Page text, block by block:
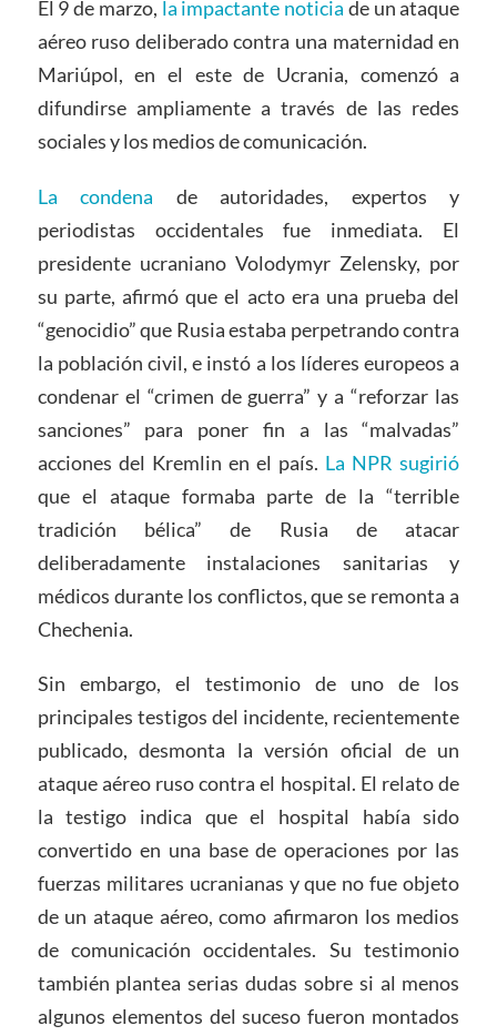
El 9 de marzo, la impactante noticia de un ataque
aéreo ruso deliberado contra una maternidad en
Mariúpol, en el este de Ucrania, comenzó a
difundirse ampliamente a través de las redes
sociales y los medios de comunicación.
La condena de autoridades, expertos y
periodistas occidentales fue inmediata. El
presidente ucraniano Volodymyr Zelensky, por
su parte, afirmó que el acto era una prueba del
“genocidio” que Rusia estaba perpetrando contra
la población civil, e instó a los líderes europeos a
condenar el “crimen de guerra” y a “reforzar las
sanciones” para poner fin a las “malvadas”
acciones del Kremlin en el país. La NPR sugirió
que el ataque formaba parte de la “terrible
tradición bélica” de Rusia de atacar
deliberadamente instalaciones sanitarias y
médicos durante los conflictos, que se remonta a
Chechenia.
Sin embargo, el testimonio de uno de los
principales testigos del incidente, recientemente
publicado, desmonta la versión oficial de un
ataque aéreo ruso contra el hospital. El relato de
la testigo indica que el hospital había sido
convertido en una base de operaciones por las
fuerzas militares ucranianas y que no fue objeto
de un ataque aéreo, como afirmaron los medios
de comunicación occidentales. Su testimonio
también plantea serias dudas sobre si al menos
algunos elementos del suceso fueron montados